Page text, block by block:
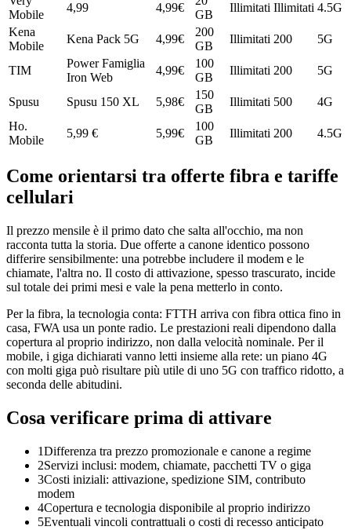
Mobile
4,99 4,99€
GB
Illimitati Illimitati 4.5G
Kena
Mobile
Kena Pack 5G 4,99€
200
GB
Illimitati 200 5G
TIM
Power Famiglia
Iron Web
4,99€
100
GB
Illimitati 200 5G
Spusu Spusu 150 XL 5,98€
150
GB
Illimitati 500
4G
Ho.
Mobile
5,99 € 5,99€
100
GB
Illimitati 200 4.5G
Come orientarsi tra offerte fibra e tariffe
cellulari
Il prezzo mensile è il primo dato che salta all'occhio, ma non
racconta tutta la storia. Due offerte a canone identico possono
differire sensibilmente: una potrebbe includere il modem e le
chiamate, l'altra no. Il costo di attivazione, spesso trascurato, incide
sul totale dei primi mesi e vale la pena metterlo in conto.
Per la fibra, la tecnologia conta: FTTH arriva con fibra ottica fino in
casa, FWA usa un ponte radio. Le prestazioni reali dipendono dalla
copertura al proprio indirizzo, non dalla velocità nominale. Per il
mobile, i giga dichiarati vanno letti insieme alla rete: un piano 4G
con molti giga può risultare più utile di uno 5G con traffico ridotto, a
seconda delle abitudini.
Cosa verificare prima di attivare
1Differenza tra prezzo promozionale e canone a regime
2Servizi inclusi: modem, chiamate, pacchetti TV o giga
3Costi iniziali: attivazione, spedizione SIM, contributo
modem
4Copertura e tecnologia disponibile al proprio indirizzo
5Eventuali vincoli contrattuali o costi di recesso anticipato